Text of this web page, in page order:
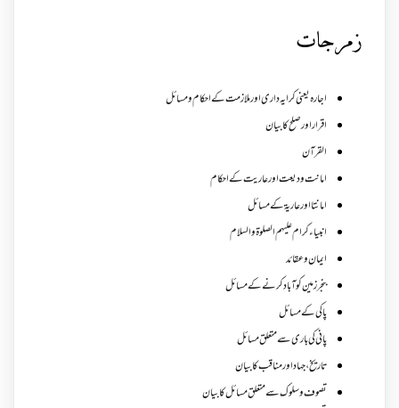
زمرجات
اجارہ یعنی کرایہ داری اور ملازمت کے احکام و مسائل
اقرار اور صلح کا بیان
القرآن
امانت ودیعت اورعاریت کے احکام
امانتا اور عاریة کے مسائل
انبیاء کرام علیہم الصلوۃ والسلام
ایمان وعقائد
بنجر زمین کو آباد کرنے کے مسائل
پاکی کے مسائل
پانی کی باری سے متعلق مسائل
تاریخ،جہاد اور مناقب کا بیان
تصوف و سلوک سے متعلق مسائل کا بیان